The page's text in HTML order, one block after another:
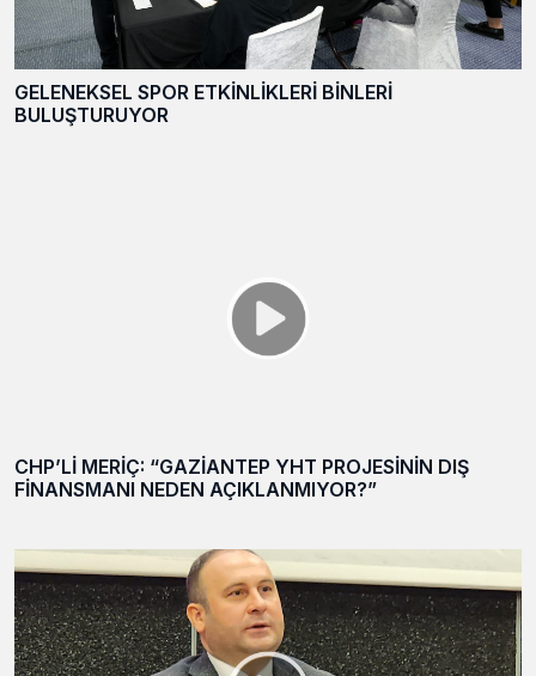
GELENEKSEL SPOR ETKİNLİKLERİ BİNLERİ
BULUŞTURUYOR
CHP’Lİ MERİÇ: “GAZİANTEP YHT PROJESİNİN DIŞ
FİNANSMANI NEDEN AÇIKLANMIYOR?”